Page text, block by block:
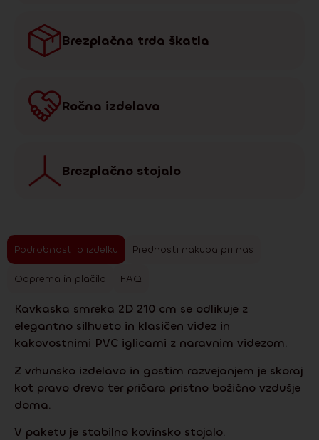
Brezplačna trda škatla
Ročna izdelava
Brezplačno stojalo
Podrobnosti o izdelku Prednosti nakupa pri nas
Odprema in plačilo FAQ
Kavkaska smreka 2D 210 cm se odlikuje z
elegantno silhueto in klasičen videz in
kakovostnimi PVC iglicami z naravnim videzom.
Z vrhunsko izdelavo in gostim razvejanjem je skoraj
kot pravo drevo ter pričara pristno božično vzdušje
doma.
V paketu je stabilno kovinsko stojalo.